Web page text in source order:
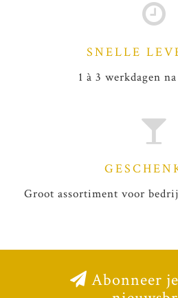
SNELLE
1 à 3 werkdagen
Groot assortiment voor
Abonneer